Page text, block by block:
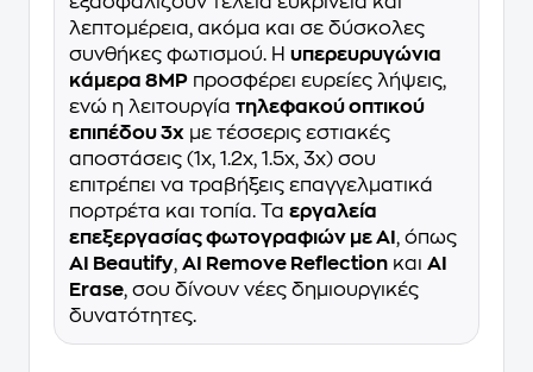
λεπτομέρεια, ακόμα και σε δύσκολες
συνθήκες φωτισμού. Η υπερευρυγώνια
κάμερα 8MP προσφέρει ευρείες λήψεις,
ενώ η λειτουργία τηλεφακού οπτικού
επιπέδου 3x με τέσσερις εστιακές
αποστάσεις (1x, 1.2x, 1.5x, 3x) σου
επιτρέπει να τραβήξεις επαγγελματικά
πορτρέτα και τοπία. Τα εργαλεία
επεξεργασίας φωτογραφιών με AI , όπως
AI Beautify, AI Remove Reflection και AI
Erase, σου δίνουν νέες δημιουργικές
δυνατότητες.